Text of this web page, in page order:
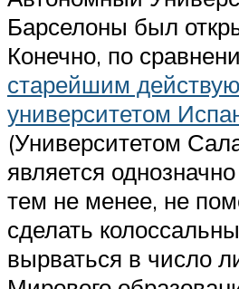
Барселоны был
Конечно, по
старейшим
университетом
(Университетом
является
тем не менее, не
сделать
вырваться в число